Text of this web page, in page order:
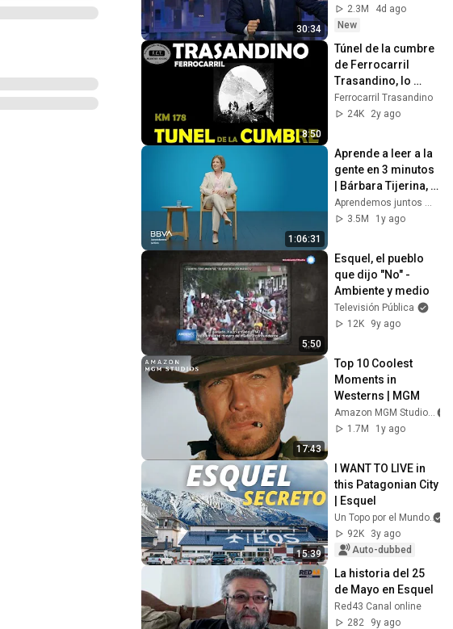
30:34
2.3M
4d ago
New
8:50
Túnel de la cumbre
de Ferrocarril
Trasandino, lo
recorrimos en
octubre de 2023
Ferrocarril Trasandino
24K
2y ago
1:06:31
Aprende a leer a la
gente en 3 minutos
| Bárbara Tijerina,
experta en
comunicación no
Aprendemos juntos Mex
3.5M
1y ago
5:50
Esquel, el pueblo
que dijo "No" -
Ambiente y medio
Televisión Pública
12K
9y ago
17:43
Top 10 Coolest
Moments in
Westerns | MGM
Amazon MGM Studios
1.7M
1y ago
15:39
I WANT TO LIVE in
this Patagonian City
| Esquel
Un Topo por el Mundo
92K
3y ago
Auto-dubbed
La historia del 25
de Mayo en Esquel
Red43 Canal online
282
9y ago